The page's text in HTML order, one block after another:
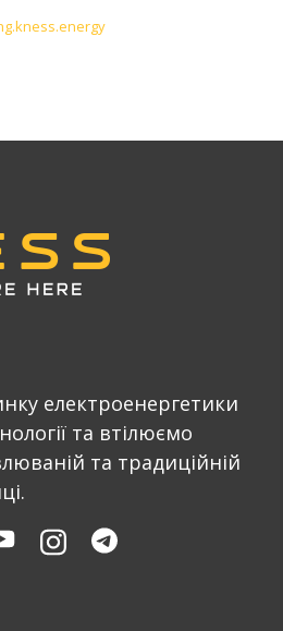
електроенергетики
та втілюємо
та традиційній